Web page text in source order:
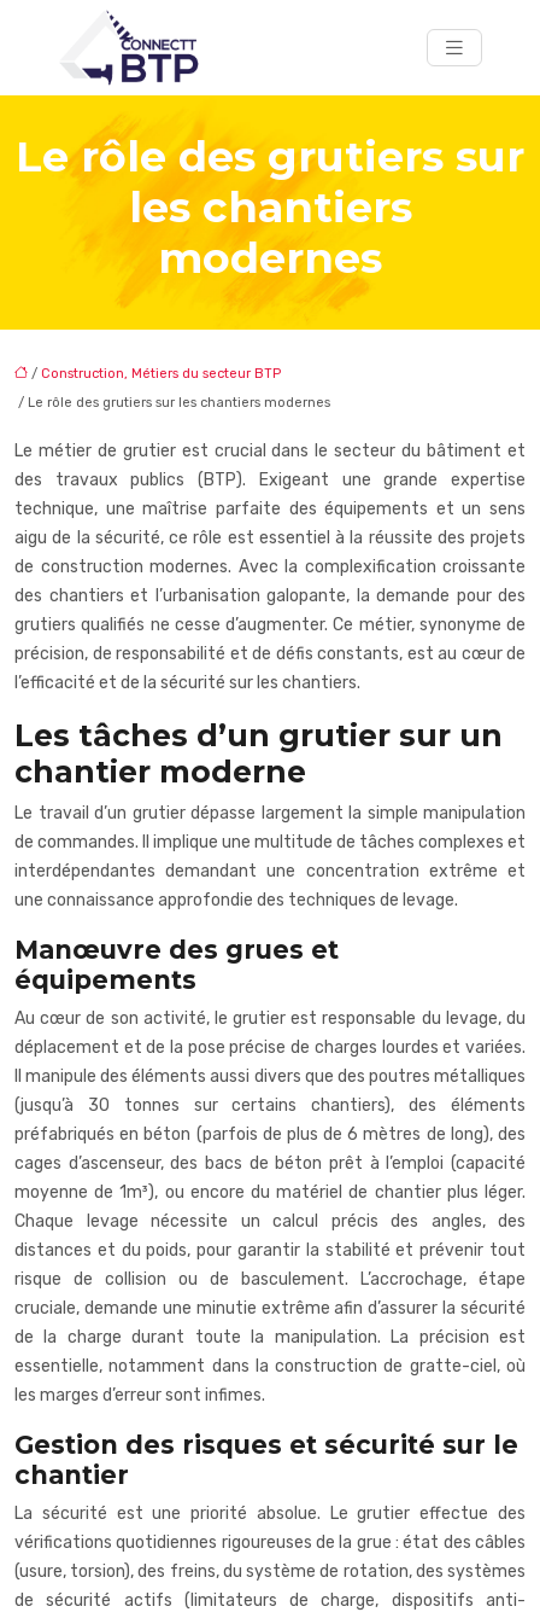
Le rôle des grutiers sur
les chantiers
modernes
/ Construction, Métiers du secteur BTP
/ Le rôle des grutiers sur les chantiers modernes
Le métier de grutier est crucial dans le secteur du bâtiment et
des travaux publics (BTP). Exigeant une grande expertise
technique, une maîtrise parfaite des équipements et un sens
aigu de la sécurité, ce rôle est essentiel à la réussite des projets
de construction modernes. Avec la complexification croissante
des chantiers et l’urbanisation galopante, la demande pour des
grutiers qualifiés ne cesse d’augmenter. Ce métier, synonyme de
précision, de responsabilité et de défis constants, est au cœur de
l’efficacité et de la sécurité sur les chantiers.
Les tâches d’un grutier sur un
chantier moderne
Le travail d’un grutier dépasse largement la simple manipulation
de commandes. Il implique une multitude de tâches complexes et
interdépendantes demandant une concentration extrême et
une connaissance approfondie des techniques de levage.
Manœuvre des grues et
équipements
Au cœur de son activité, le grutier est responsable du levage, du
déplacement et de la pose précise de charges lourdes et variées.
Il manipule des éléments aussi divers que des poutres métalliques
(jusqu’à 30 tonnes sur certains chantiers), des éléments
préfabriqués en béton (parfois de plus de 6 mètres de long), des
cages d’ascenseur, des bacs de béton prêt à l’emploi (capacité
moyenne de 1m³), ou encore du matériel de chantier plus léger.
Chaque levage nécessite un calcul précis des angles, des
distances et du poids, pour garantir la stabilité et prévenir tout
risque de collision ou de basculement. L’accrochage, étape
cruciale, demande une minutie extrême afin d’assurer la sécurité
de la charge durant toute la manipulation. La précision est
essentielle, notamment dans la construction de gratte-ciel, où
les marges d’erreur sont infimes.
Gestion des risques et sécurité sur le
chantier
La sécurité est une priorité absolue. Le grutier effectue des
vérifications quotidiennes rigoureuses de la grue : état des câbles
(usure, torsion), des freins, du système de rotation, des systèmes
de sécurité actifs (limitateurs de charge, dispositifs anti-